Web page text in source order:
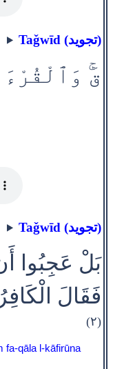
Taǧwīd (تجويد)
قٓ‌ۚ
Taǧwīd (تجويد)
بَلْ عَجِبُوا
فَقَالَ
(٢)
fa-qāla l-kāfirūna